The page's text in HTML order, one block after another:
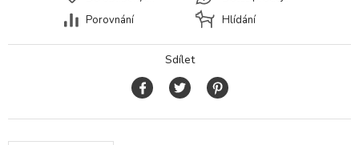
Porovnání
Hlídání
Sdílet